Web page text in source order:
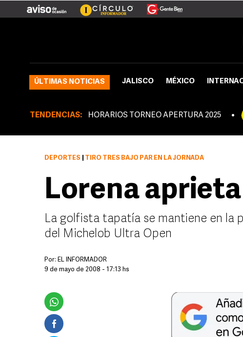
ÚLTIMAS NOTICIAS JALISCO MÉXICO
TENDENCIAS: HORARIOS TORNEO APERTURA 2025
DEPORTES TIRÓ TRES BAJO PAR EN LA JORNADA
Lorena
La golfista tapatía se mantiene en la
del Michelob Ultra Open
Por: EL INFORMADOR
9 de mayo de 2008 - 17:13 hs